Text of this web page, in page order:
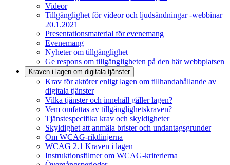
Videor
Tillgänglighet för videor och ljudsändningar -webbinar
20.1.2021
Presentationsmaterial för evenemang
Evenemang
Nyheter om tillgänglighet
Ge respons om tillgängligheten på den här webbplatsen
Kraven i lagen om digitala tjänster
Krav för aktörer enligt lagen om tillhandahållande av
digitala tjänster
Vilka tjänster och innehåll gäller lagen?
Vem omfattas av tillgänglighetskraven?
Tjänstespecifika krav och skyldigheter
Skyldighet att anmäla brister och undantagsgrunder
Om WCAG-riktlinjerna
WCAG 2.1 Kraven i lagen
Instruktionsfilmer om WCAG-kriterierna